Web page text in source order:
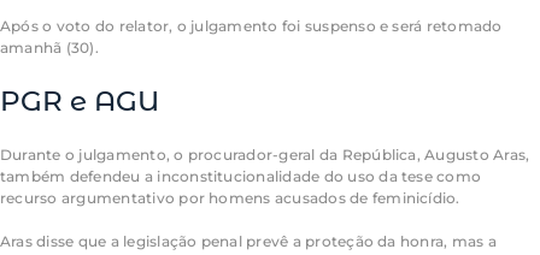
Após o voto do relator, o julgamento foi suspenso e será retomado
amanhã (30).
PGR e AGU
Durante o julgamento, o procurador-geral da República, Augusto Aras,
também defendeu a inconstitucionalidade do uso da tese como
recurso argumentativo por homens acusados de feminicídio.
Aras disse que a legislação penal prevê a proteção da honra, mas a